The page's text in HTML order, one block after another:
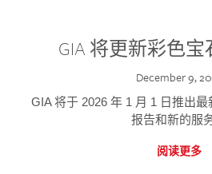
GIA 将更新彩色
December 9,
GIA 将于 2026 年 1 月 1 日推出
报告和新的服务
阅读更多